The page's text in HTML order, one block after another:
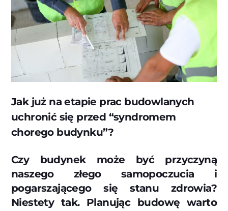
Jak już na etapie prac budowlanych
uchronić się przed “syndromem
chorego budynku”?
Czy budynek może być przyczyną
naszego złego samopoczucia i
pogarszającego się stanu zdrowia?
Niestety tak. Planując budowę warto